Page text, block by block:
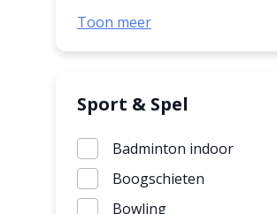
Orry en Friends
Toon meer
Sport & Spel
Badminton indoor
Boogschieten
Bowling